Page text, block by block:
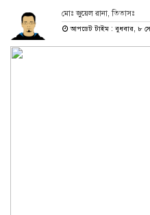
মোঃ জুয়েল রানা, তিতাসঃ
আপডেট টাইম : বুধবার, ৮